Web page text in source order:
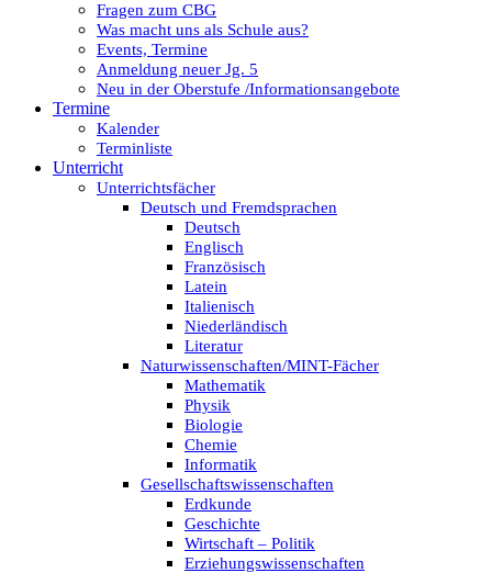
Fragen zum CBG
Was macht uns als Schule aus?
Events, Termine
Anmeldung neuer Jg. 5
Neu in der Oberstufe /Informationsangebote
Termine
Kalender
Terminliste
Unterricht
Unterrichtsfächer
Deutsch und Fremdsprachen
Deutsch
Englisch
Französisch
Latein
Italienisch
Niederländisch
Literatur
Naturwissenschaften/MINT-Fächer
Mathematik
Physik
Biologie
Chemie
Informatik
Gesellschaftswissenschaften
Erdkunde
Geschichte
Wirtschaft – Politik
Erziehungswissenschaften